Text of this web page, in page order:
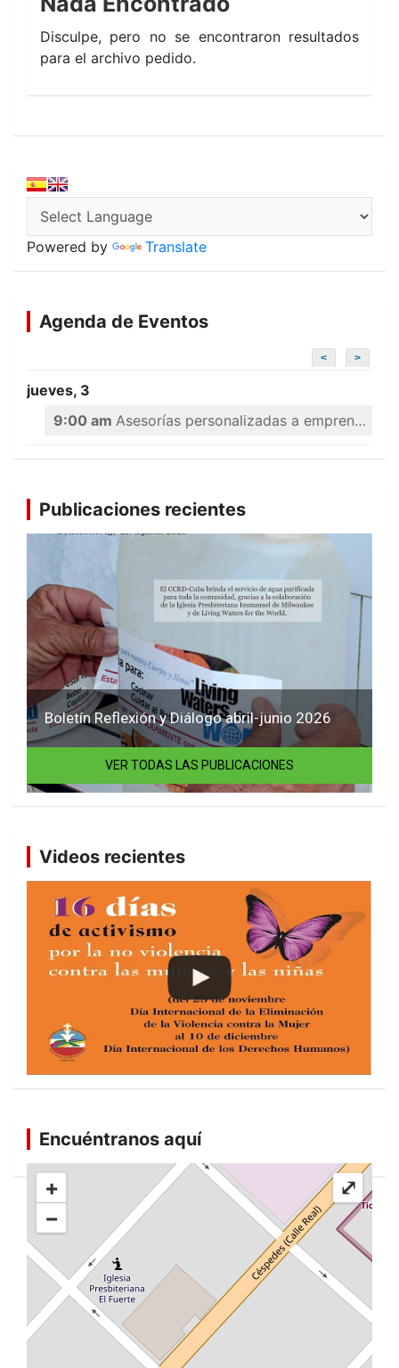
Disculpe, pero no se encontraron resultados
para el archivo pedido.
Powered by Translate
Agenda de Eventos
< >
jueves, 3
9:00 am Asesorías personalizadas a emprendedores
Publicaciones recientes
Reflexión y Diálogo abril-junio 2026
VER TODAS LAS PUBLICACIONES
Videos recientes
Encuéntranos aquí
+
−
⤢